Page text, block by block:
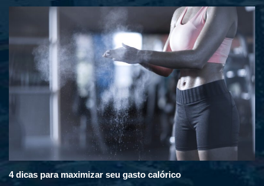
4 dicas para maximizar seu gasto calórico